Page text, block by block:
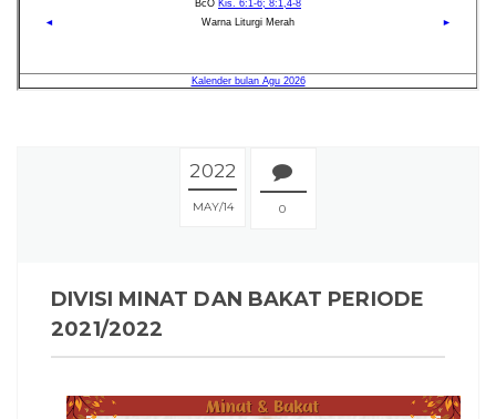
2022
MAY 14 0
DIVISI MINAT DAN BAKAT PERIODE
2021/2022